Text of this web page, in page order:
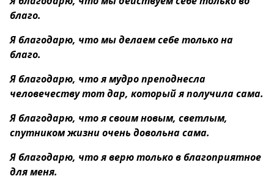
благо.
Я благодарю, что мы делаем себе только на
благо.
Я благодарю, что я мудро преподнесла
человечеству тот дар, который я получила сама.
Я благодарю, что я своим новым, светлым,
спутником жизни очень довольна сама.
Я благодарю, что я верю только в благоприятное
для меня.